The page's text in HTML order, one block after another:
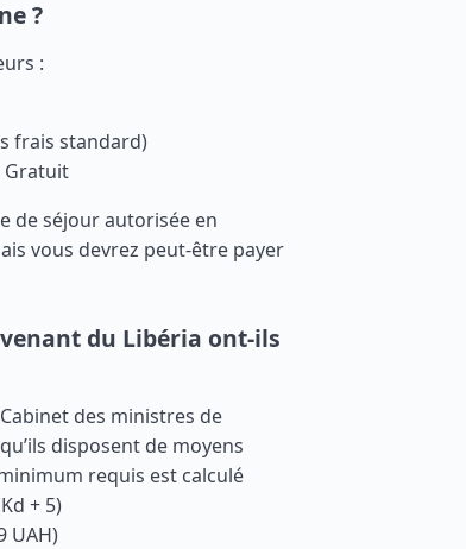
?
:
frais standard)
Gratuit
de séjour autorisée en
vous devrez peut-être payer
du Libéria ont-ils
des ministres de
disposent de moyens
requis est calculé
+ 5)
UAH)